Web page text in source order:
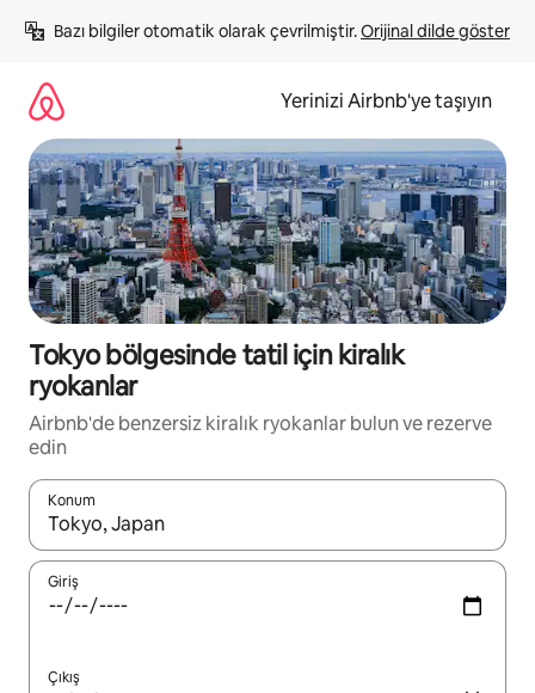
atla
Bazı bilgiler otomatik olarak çevrilmiştir. Orijinal dilde göster
Yerinizi Airbnb'ye taşıyın
Tokyo bölgesinde tatil için kiralık
ryokanlar
Airbnb'de benzersiz kiralık ryokanlar bulun ve rezerve
edin
Konum
Sonuçlar kullanılabilir olduğunda yukarı ve aşağı oklarıyla
Giriş
Çıkış